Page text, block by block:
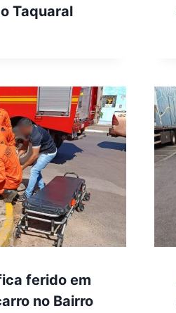
Taquaral
ferido em
no Bairro